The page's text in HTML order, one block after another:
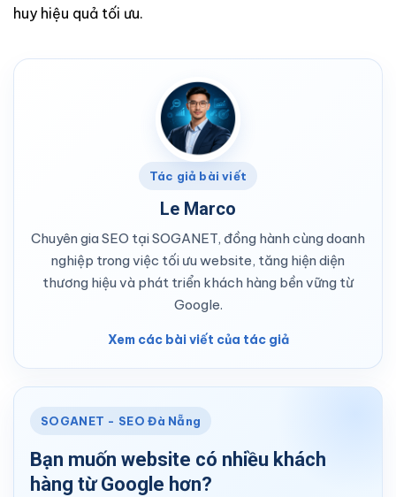
huy hiệu quả tối ưu.
Tác giả bài viết
Le Marco
Chuyên gia SEO tại SOGANET, đồng hành cùng doanh
nghiệp trong việc tối ưu website, tăng hiện diện
thương hiệu và phát triển khách hàng bền vững từ
Google.
Xem các bài viết của tác giả
SOGANET - SEO Đà Nẵng
Bạn muốn website có nhiều khách
hàng từ Google hơn?